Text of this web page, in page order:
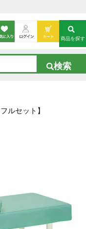
ルセット】
商品を探す